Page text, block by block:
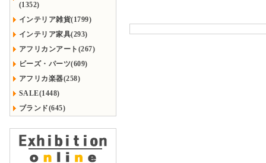
(1352)
インテリア雑貨(1799)
インテリア家具(293)
アフリカンアート(267)
ビーズ・パーツ(609)
アフリカ楽器(258)
SALE(1448)
ブランド(645)